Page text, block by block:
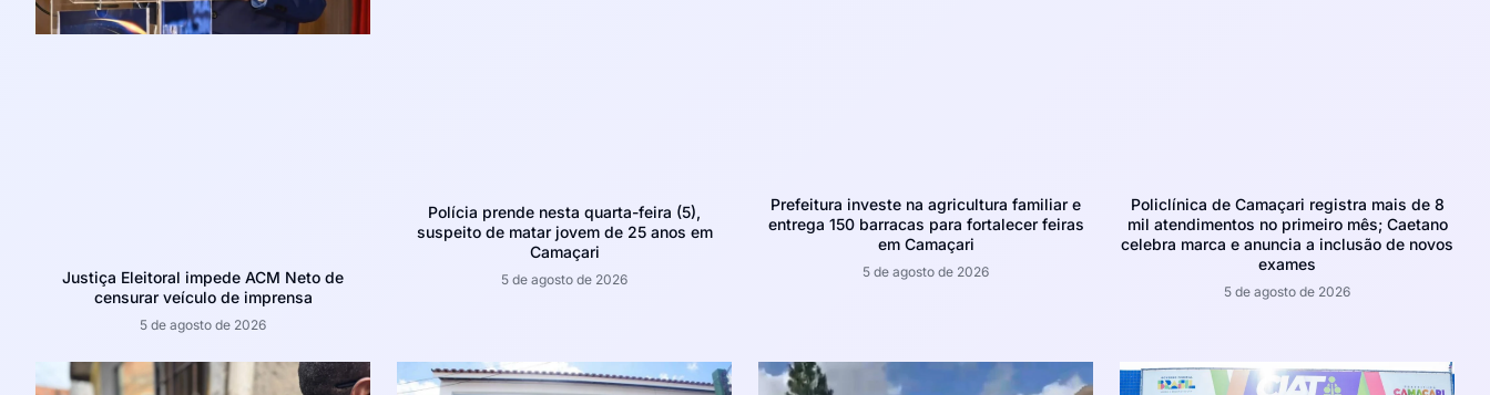
Justiça Eleitoral impede ACM Neto de
censurar veículo de imprensa
5 de agosto de 2026
Polícia prende nesta quarta-feira (5),
suspeito de matar jovem de 25 anos em
Camaçari
5 de agosto de 2026
Prefeitura investe na agricultura familiar e
entrega 150 barracas para fortalecer feiras
em Camaçari
5 de agosto de 2026
Policlínica de Camaçari registra mais de 8
mil atendimentos no primeiro mês; Caetano
celebra marca e anuncia a inclusão de novos
exames
5 de agosto de 2026